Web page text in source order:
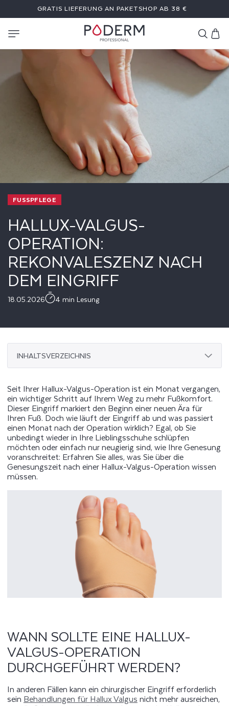
INHALT
GRATIS LIEFERUNG AN PAKETSHOP AB 38 €
FUSSPFLEGE
HALLUX-VALGUS-
OPERATION:
REKONVALESZENZ NACH
DEM EINGRIFF
18.05.2026 4 min Lesung
INHALTSVERZEICHNIS
Seit Ihrer Hallux-Valgus-Operation ist ein Monat vergangen,
ein wichtiger Schritt auf Ihrem Weg zu mehr Fußkomfort.
Dieser Eingriff markiert den Beginn einer neuen Ära für
Ihren Fuß. Doch wie läuft der Eingriff ab und was passiert
einen Monat nach der Operation wirklich? Egal, ob Sie
unbedingt wieder in Ihre Lieblingsschuhe schlüpfen
möchten oder einfach nur neugierig sind, wie Ihre Genesung
voranschreitet: Erfahren Sie alles, was Sie über die
Genesungszeit nach einer Hallux-Valgus-Operation wissen
müssen.
WANN SOLLTE EINE HALLUX-
VALGUS-OPERATION
DURCHGEFÜHRT WERDEN?
In anderen Fällen kann ein chirurgischer Eingriff erforderlich
sein Behandlungen für Hallux Valgus nicht mehr ausreichen,